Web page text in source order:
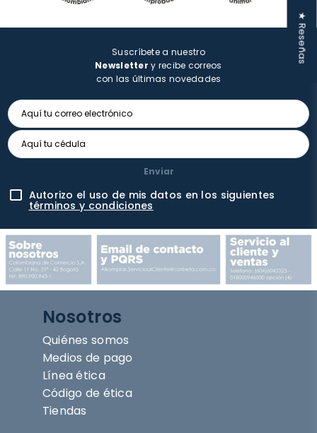
Suscríbete a nuestro
Newsletter y recibe correos
con las últimas novedades
Enviar
Autorizo el uso de mis datos en los siguientes
términos y condiciones
Nosotros
Quiénes somos
Medios de pago
Línea ética
Código de ética
Tiendas
★ Reseñas